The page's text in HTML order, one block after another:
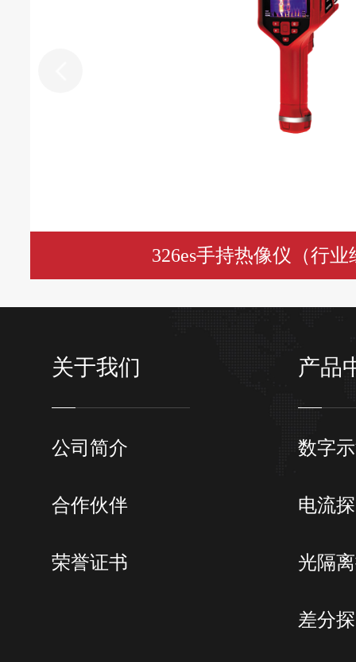
326es手持热像仪（行
关于我们
公司简介
合作伙伴
荣誉证书
产品
数字
电流
光隔
差分